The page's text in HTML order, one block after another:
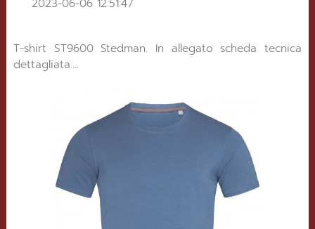
T-shirt ST9600 Stedman. In allegato scheda tecnica
dettagliata....